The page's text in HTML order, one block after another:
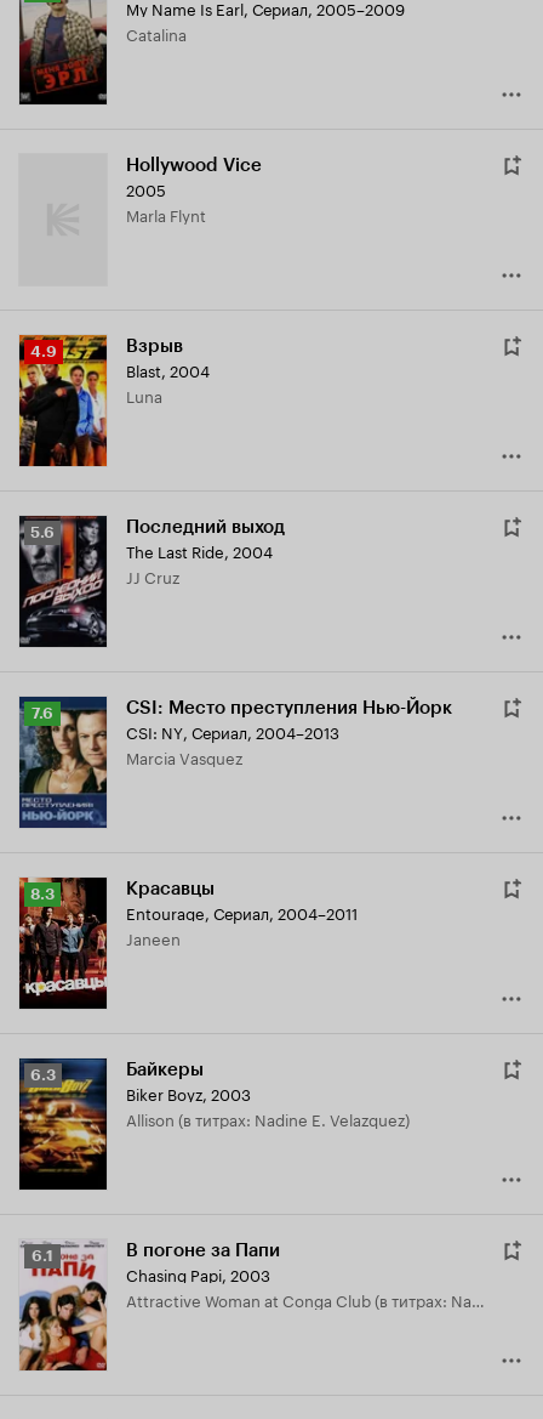
Кинопоиска
7.8
My Name Is Earl, Сериал, 2005–2009
Catalina
Hollywood Vice
2005
Marla Flynt
Рейтинг
Кинопоиска
4.9
4.9 Взрыв
Blast, 2004
Luna
Рейтинг
Кинопоиска
5.6
5.6 Последний выход
The Last Ride, 2004
JJ Cruz
Рейтинг
Кинопоиска
7.6
7.6 CSI: Место преступления Нью-Йорк
CSI: NY, Сериал, 2004–2013
Marcia Vasquez
Рейтинг
Кинопоиска
8.3
8.3 Красавцы
Entourage, Сериал, 2004–2011
Janeen
Рейтинг
Кинопоиска
6.3
6.3 Байкеры
Biker Boyz, 2003
Allison (в титрах: Nadine E. Velazquez)
Рейтинг
Кинопоиска
6.1
6.1 В погоне за Папи
Chasing Papi, 2003
Attractive Woman at Conga Club (в титрах: Nadine E. Velazquez)